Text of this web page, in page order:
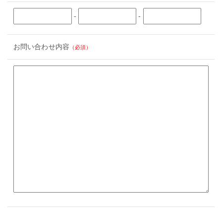
- -
お問い合わせ内容 （必須）